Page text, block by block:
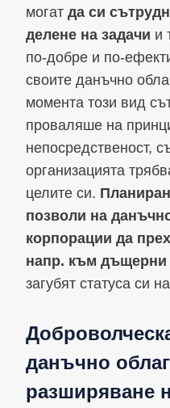
могат да си
делене на задачи и
по-добре и по-
своите данъчно
момента този вид
проваляше на
непосредственост,
организацията
целите си.
позволи на
корпорации да
напр. към дъщерни
загубят статуса си
данъчно
разширяване